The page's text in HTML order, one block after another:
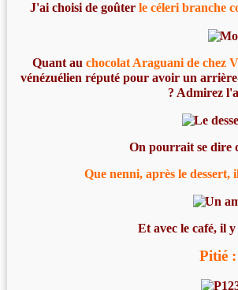
J'ai choisi de goûterle céleri branche
Quant auchocolat Araguani de chez
vénézuélien réputé pour avoir un
? Admirez
On pourrait se dire
Que nenni, après le
Et avec le café, il
Pitié